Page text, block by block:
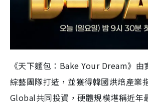
《天下麵包：Bake Your Dream》由
綜藝團隊打造，並獲得韓國烘焙產業
Global共同投資，硬體規模堪稱近年